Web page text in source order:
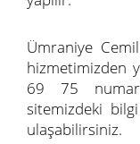
Ümraniye
hizmetimizden
69 75
sitemizdeki
ulaşabilirsiniz.